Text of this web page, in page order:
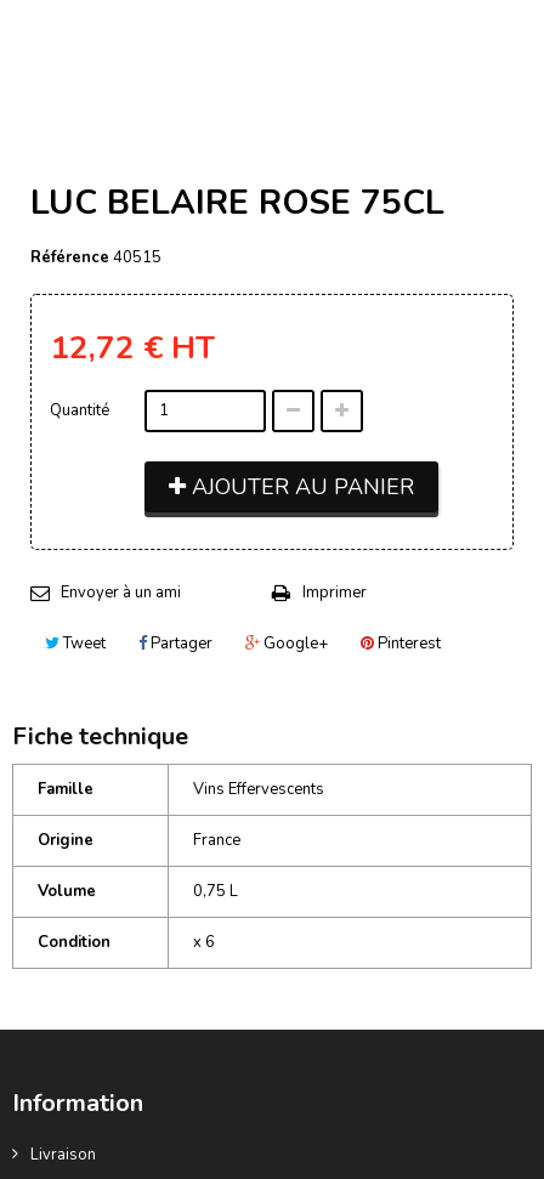
LUC BELAIRE ROSE 75CL
Référence 40515
12,72 € HT
Quantité
AJOUTER AU PANIER
Envoyer à un ami Imprimer
Tweet Partager Google+ Pinterest
Fiche technique
Famille Vins Effervescents
Origine France
Volume 0,75 L
Condition x 6
Information
Livraison